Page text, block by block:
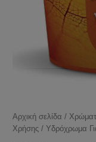
Αρχική σελίδα /
Χρήσης / Υδρόχρωμα